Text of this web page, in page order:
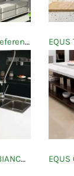
EQUS Adytias Referencias EQUS
EQUS QUARTZ BIANCO ATHENAS